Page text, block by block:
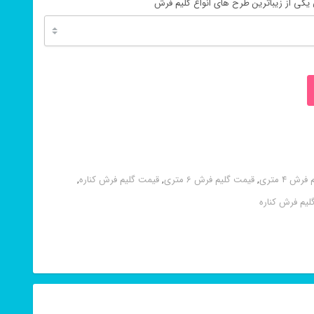
یکی از زیباترین طرح های انواع گلیم فرش
4 متری ,قیمت گلیم فرش 6 متری ,قیمت گلیم فرش کناره,
فرش کناره